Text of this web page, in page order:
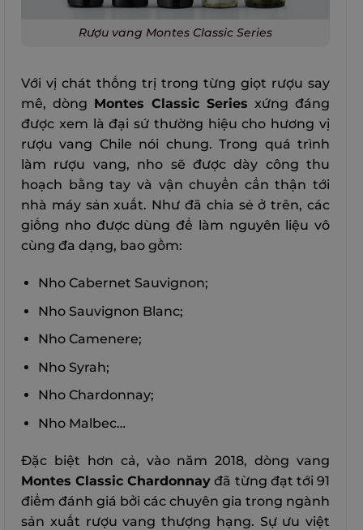
Rượu vang Montes Classic Series
Với vị chát thống trị trong từng giọt rượu say
mê, dòng Montes Classic Series xứng đáng
được xem là đại sứ thường hiệu cho hương vị
rượu vang Chile nói chung.Trong quá trình
làm rượu vang, nho sẽ được dày công thu
hoạch bằng tay và vận chuyển cẩn thận tới
nhà máy sản xuất. Như đã chia sẻ ở trên, các
giống nho được dùng để làm nguyên liệu vô
cùng đa dạng, bao gồm:
Nho Cabernet Sauvignon;
Nho Sauvignon Blanc;
Nho Camenere;
Nho Syrah;
Nho Chardonnay;
Nho Malbec…
Đặc biệt hơn cả, vào năm 2018, dòng vang
Montes Classic Chardonnay đã từng đạt tới 91
điểm đánh giá bởi các chuyên gia trong ngành
sản xuất rượu vang thượng hạng. Sự ưu việt